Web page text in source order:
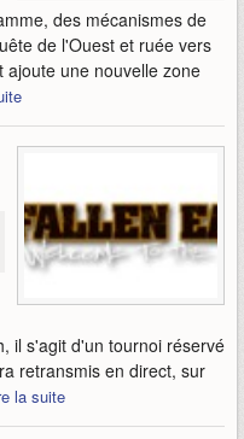
des mécanismes de
de l'Ouest et ruée vers
ajoute une nouvelle zone
il s'agit d'un tournoi réservé
retransmis en direct, sur
la suite